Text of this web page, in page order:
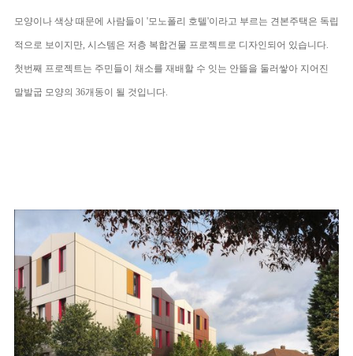
모양이나 색상 때문에 사람들이 '모노폴리 호텔'이라고 부르는 견본주택은 독립
적으로 보이지만 시스템은 저층 복합건물 프로젝트로 디자인되어 있습니다
첫번째 프로젝트는 주민들이 채소를 재배할 수 잇는 안뜰을 둘러쌓아 지어진
말발굽 모양의 36개동이 될 것입니다